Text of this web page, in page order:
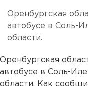
Оренбургская
автобусе в Соль-
области.
Оренбургская
автобусе в Соль-
области. Как